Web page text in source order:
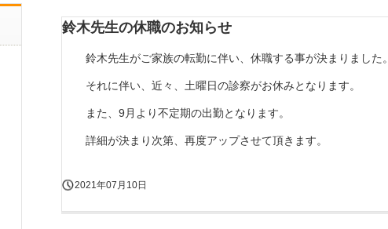
鈴木先生の休職のお知らせ
鈴木先生がご家族の転勤に伴い、休職する事が決まりました。
それに伴い、近々、土曜日の診察がお休みとなります。
また、9月より不定期の出勤となります。
詳細が決まり次第、再度アップさせて頂きます。
2021年07月10日